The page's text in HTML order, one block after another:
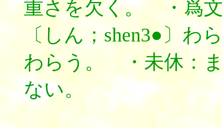
重さを欠く。 ・爲
〔しん；shen3●〕わ
わらう。 ・未休：
ない。